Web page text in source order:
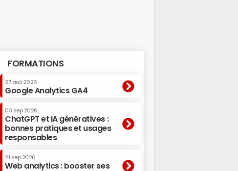
FORMATIONS
27 aoû 2026
Google Analytics GA4
03 sep 2026
ChatGPT et IA génératives :
bonnes pratiques et usages
responsables
21 sep 2026
Web analytics : booster ses